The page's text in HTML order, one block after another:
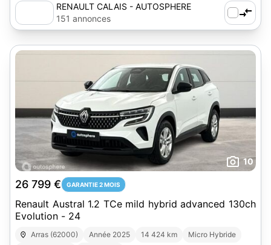
RENAULT CALAIS - AUTOSPHERE
151 annonces
10
26 799 € GARANTIE 2 MOIS
Renault Austral 1.2 TCe mild hybrid advanced 130ch
Evolution - 24
Arras (62000) Année 2025 14 424 km
Micro Hybride